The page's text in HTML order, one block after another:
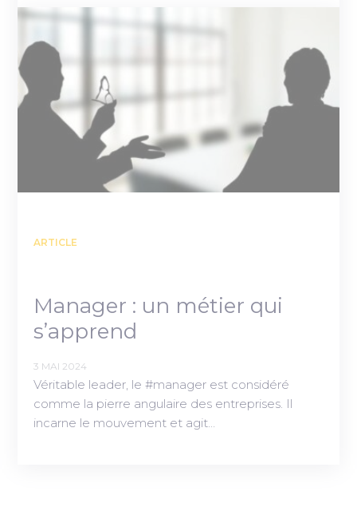
ARTICLE
Manager : un métier qui
s’apprend
3 MAI 2024
Véritable leader, le #manager est considéré
comme la pierre angulaire des entreprises. Il
incarne le mouvement et agit…